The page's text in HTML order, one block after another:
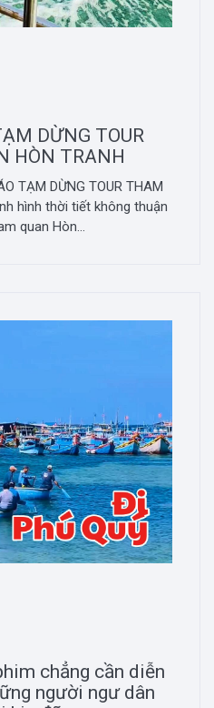
DỪNG TOUR
HÒN TRANH
TẠM DỪNG TOUR THAM
hình thời tiết không thuận
quan Hòn...
chẳng cần diễn
người ngư dân